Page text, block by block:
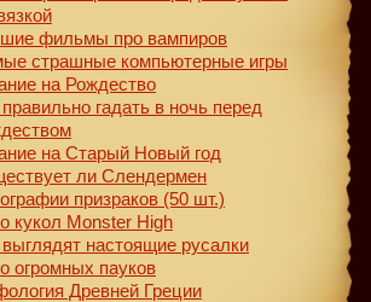
фильмы про вампиров
страшные компьютерные игры
на Рождество
гадать в ночь перед
на Старый Новый год
ли Слендермен
призраков (50 шт.)
кукол Monster High
выглядят настоящие русалки
огромных пауков
Древней Греции